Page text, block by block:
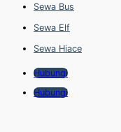
Sewa Bus
Sewa Elf
Sewa Hiace
Hubungi
Hubungi